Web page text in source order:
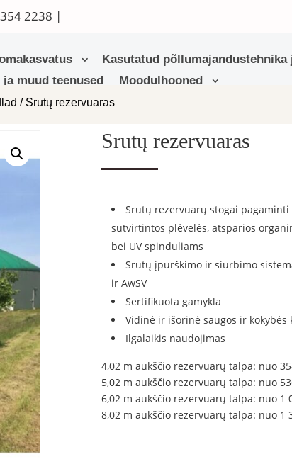
2238 |
Kasutatud põllumajandustehnika
ja muud teenused
Moodulhooned
/ Srutų rezervuaras
Srutų rezervuaras
Srutų rezervuarų stogai pagaminti
sutvirtintos plėvelės, atsparios
bei UV spinduliams
Srutų įpurškimo ir siurbimo
ir AwSV
Sertifikuota gamykla
Vidinė ir išorinė saugos ir kokybės
Ilgalaikis naudojimas
4,02 m aukščio rezervuarų talpa: nuo
5,02 m aukščio rezervuarų talpa: nuo
6,02 m aukščio rezervuarų talpa: nuo 1
8,02 m aukščio rezervuarų talpa: nuo 1